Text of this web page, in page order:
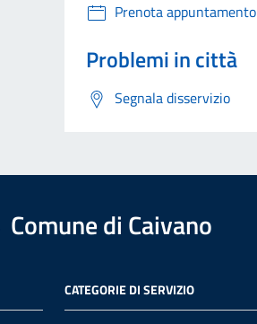
Prenota appuntamento
Problemi in città
Segnala disservizio
Comune di Caivano
CATEGORIE DI SERVIZIO